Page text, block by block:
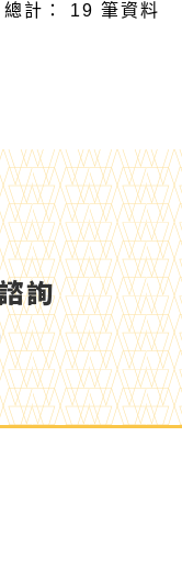
總計： 19 筆資料
詢